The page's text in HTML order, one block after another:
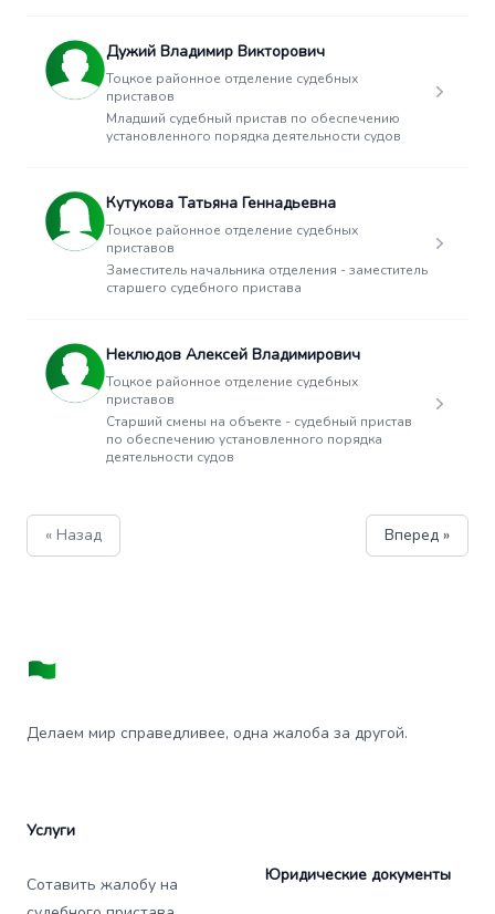
Дужий Владимир Викторович
Тоцкое районное отделение судебных
приставов
Младший судебный пристав по обеспечению
установленного порядка деятельности судов
Кутукова Татьяна Геннадьевна
Тоцкое районное отделение судебных
приставов
Заместитель начальника отделения - заместитель
старшего судебного пристава
Неклюдов Алексей Владимирович
Тоцкое районное отделение судебных
приставов
Старший смены на объекте - судебный пристав
по обеспечению установленного порядка
деятельности судов
« Назад Вперед »
Делаем мир справедливее, одна жалоба за другой.
Услуги
Сотавить жалобу на
Юридические документы